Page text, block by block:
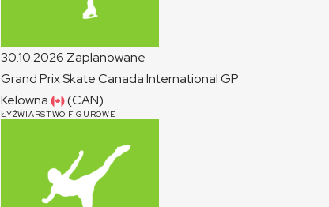
30.10.2026 Zaplanowane
Grand Prix Skate Canada InternationalGP
Kelowna
(CAN)
ŁYŻWIARSTWO FIGUROWE